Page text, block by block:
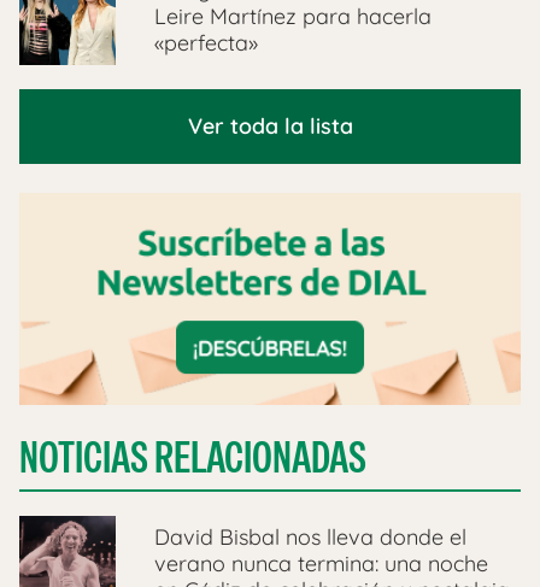
Leire Martínez para hacerla
«perfecta»
Ver toda la lista
NOTICIAS RELACIONADAS
David Bisbal nos lleva donde el
verano nunca termina: una noche